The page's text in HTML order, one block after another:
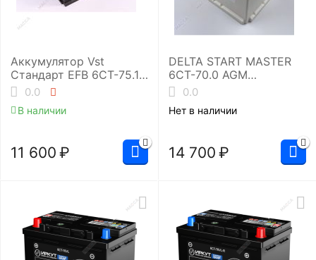
Аккумулятор Vst
Стандарт EFB 6СТ-75.1
(575 510 071)
0.0
В наличии
11 600 ₽
DELTA START MASTER
6CT-70.0 AGM
(L3/720EN)
батарея
0.0
Нет в наличии
14 700 ₽